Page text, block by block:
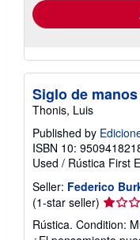
Siglo de
Thonis, Luis
Published by
ISBN 10:
Used / Rústica First
Seller: Federico
(1-star seller) Seller
rating
1
Rústica. Condition: